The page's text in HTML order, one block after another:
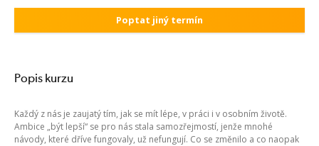
Poptat jiný termín
Popis kurzu
Každý z nás je zaujatý tím, jak se mít lépe, v práci i v osobním životě.
Ambice „být lepší“ se pro nás stala samozřejmostí, jenže mnohé
návody, které dříve fungovaly, už nefungují. Co se změnilo a co naopak